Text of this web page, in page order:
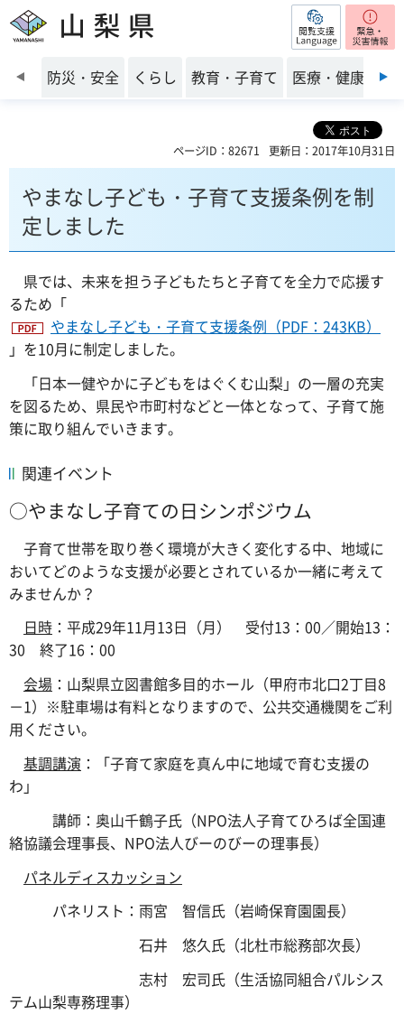
山梨県 閲覧支援
前のスライドを表示
防災・安全 くらし 教育・子育て 医療・健康・福
ページID：82671 更新日：2017年10月31日
やまなし子ども・子育て支援条例を制
定しました
県では、未来を担う子どもたちと子育てを全力で応援す
るため「
やまなし子ども・子育て支援条例（PDF：243KB）
」を10月に制定しました。
「日本一健やかに子どもをはぐくむ山梨」の一層の充実
を図るため、県民や市町村などと一体となって、子育て施
策に取り組んでいきます。
関連イベント
○やまなし子育ての日シンポジウム
子育て世帯を取り巻く環境が大きく変化する中、地域に
おいてどのような支援が必要とされているか一緒に考えて
みませんか？
日時 ：平成29年11月13日（月） 受付13：00／開始13：
30 終了16：00
会場 ：山梨県立図書館多目的ホール（甲府市北口2丁目8
－1）※駐車場は有料となりますので、公共交通機関をご利
用ください。
基調講演 ：「子育て家庭を真ん中に地域で育む支援の
わ」
講師：奥山千鶴子氏（NPO法人子育てひろば全国連
絡協議会理事長、NPO法人びーのびーの理事長）
パネルディスカッション
パネリスト：雨宮 智信氏（岩崎保育園園長）
石井 悠久氏（北杜市総務部次長）
志村 宏司氏（生活協同組合パルシス
テム山梨専務理事）